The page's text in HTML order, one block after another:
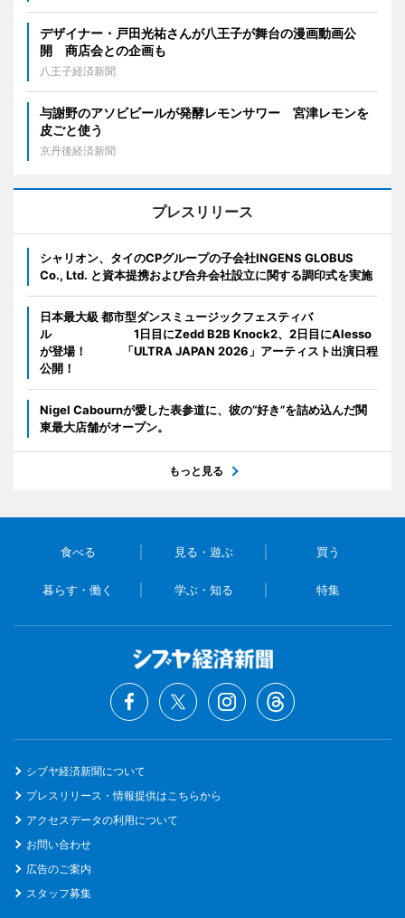
デザイナー・戸田光祐さんが八王子が舞台の漫画動画公
開 商店会との企画も
八王子経済新聞
与謝野のアソビビールが発酵レモンサワー 宮津レモンを
皮ごと使う
京丹後経済新聞
プレスリリース
シャリオン、タイのCPグループの子会社INGENS GLOBUS
Co., Ltd. と資本提携および合弁会社設立に関する調印式を実施
日本最大級 都市型ダンスミュージックフェスティバ
ル 1日目にZedd B2B Knock2、2日目にAlesso
が登場！ 「ULTRA JAPAN 2026」アーティスト出演日程
公開！
Nigel Cabournが愛した表参道に、彼の“好き”を詰め込んだ関
東最大店舗がオープン。
もっと見る
食べる 見る・遊ぶ 買う
暮らす・働く 学ぶ・知る 特集
シブヤ経済新聞について
プレスリリース・情報提供はこちらから
アクセスデータの利用について
お問い合わせ
広告のご案内
スタッフ募集